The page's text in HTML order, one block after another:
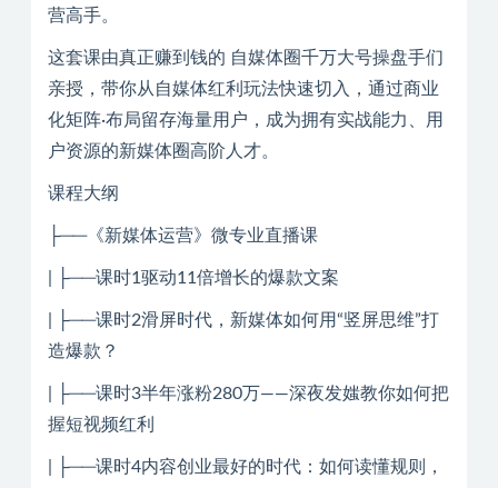
营高手。
这套课由真正赚到钱的 自媒体圈千万大号操盘手们
亲授，带你从自媒体红利玩法快速切入，通过商业
化矩阵·布局留存海量用户，成为拥有实战能力、用
户资源的新媒体圈高阶人才。
课程大纲
├──《新媒体运营》微专业直播课
| ├──课时1驱动11倍增长的爆款文案
| ├──课时2滑屏时代，新媒体如何用“竖屏思维”打
造爆款？
| ├──课时3半年涨粉280万——深夜发媸教你如何把
握短视频红利
| ├──课时4内容创业最好的时代：如何读懂规则，